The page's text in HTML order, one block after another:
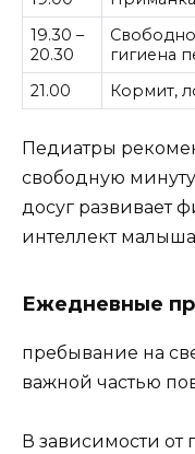
19.30 –
20.30
гигиена
21.00
Кормит,
Педиатры
свободную
досуг развивает
интеллект
Ежедневные
пребывание на
важной частью
В зависимости от